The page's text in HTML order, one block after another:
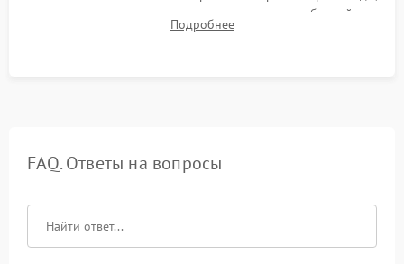
корректности слива, отсутствия излишних вибраций,
посторонних стуков и протечек под корпусом.
Подробнее
FAQ. Ответы на вопросы